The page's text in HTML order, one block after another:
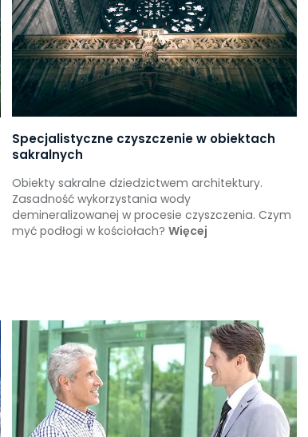
Specjalistyczne czyszczenie w obiektach
sakralnych
Obiekty sakralne dziedzictwem architektury.
Zasadność wykorzystania wody
demineralizowanej w procesie czyszczenia. Czym
myć podłogi w kościołach?Więcej